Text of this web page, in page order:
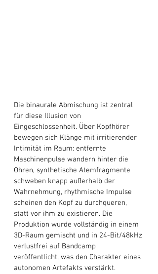
Die binaurale Abmischung ist zentral
für diese Illusion von
Eingeschlossenheit. Über Kopfhörer
bewegen sich Klänge mit irritierender
Intimität im Raum: entfernte
Maschinenpulse wandern hinter die
Ohren, synthetische Atemfragmente
schweben knapp außerhalb der
Wahrnehmung, rhythmische Impulse
scheinen den Kopf zu durchqueren,
statt vor ihm zu existieren. Die
Produktion wurde vollständig in einem
3D-Raum gemischt und in 24-Bit/48kHz
verlustfrei auf Bandcamp
veröffentlicht, was den Charakter eines
autonomen Artefakts verstärkt.